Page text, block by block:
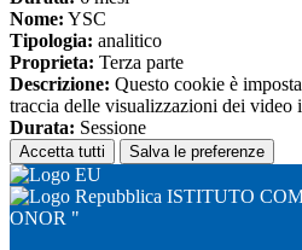
Nome: YSC
Tipologia: analitico
Proprieta: Terza parte
Descrizione: Questo cookie è
traccia delle visualizzazioni dei video
Durata: Sessione
Accetta tutti Salva le preferenze
ISTITUTO
ONOR "